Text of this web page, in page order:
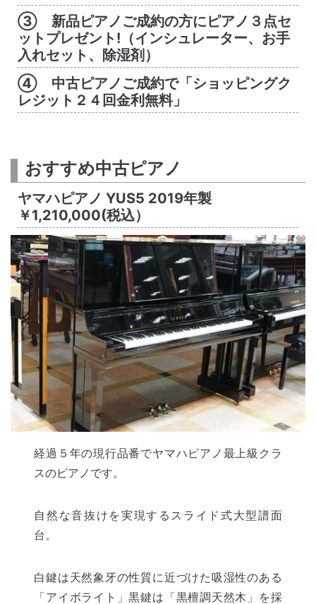
③ 新品ピアノご成約の方にピアノ３点セ
ットプレゼント!（インシュレーター、お手
入れセット、除湿剤）
④ 中古ピアノご成約で「ショッピングク
レジット２４回金利無料」
おすすめ中古ピアノ
ヤマハピアノ YUS5 2019年製
￥1,210,000(税込）
経過５年の現行品番でヤマハピアノ最上級クラ
スのピアノです。
自然な音抜けを実現するスライド式大型譜面
台。
白鍵は天然象牙の性質に近づけた吸湿性のある
「アイボライト」黒鍵は「黒檀調天然木」を採